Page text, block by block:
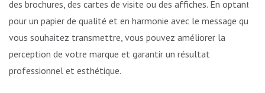
des brochures, des cartes de visite ou des affiches. En optant
pour un papier de qualité et en harmonie avec le message que
vous souhaitez transmettre, vous pouvez améliorer la
perception de votre marque et garantir un résultat
professionnel et esthétique.